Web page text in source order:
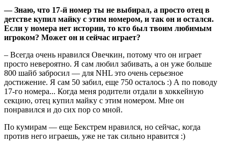
— Знаю, что 17-й номер ты не выбирал, а просто отец в
детстве купил майку с этим номером, и так он и остался.
Если у номера нет истории, то кто был твоим любимым
игроком? Может он и сейчас играет?
– Всегда очень нравился Овечкин, потому что он играет
просто невероятно. Я сам любил забивать, а он уже больше
800 шайб забросил — для NHL это очень серьезное
достижение. Я сам 50 забил, еще 750 осталось :) А по поводу
17-го номера... Когда меня родители отдали в хоккейную
секцию, отец купил майку с этим номером. Мне он
понравился и до сих пор со мной.
По кумирам — еще Бекстрем нравился, но сейчас, когда
против него играешь, уже не так сильно нравится :)